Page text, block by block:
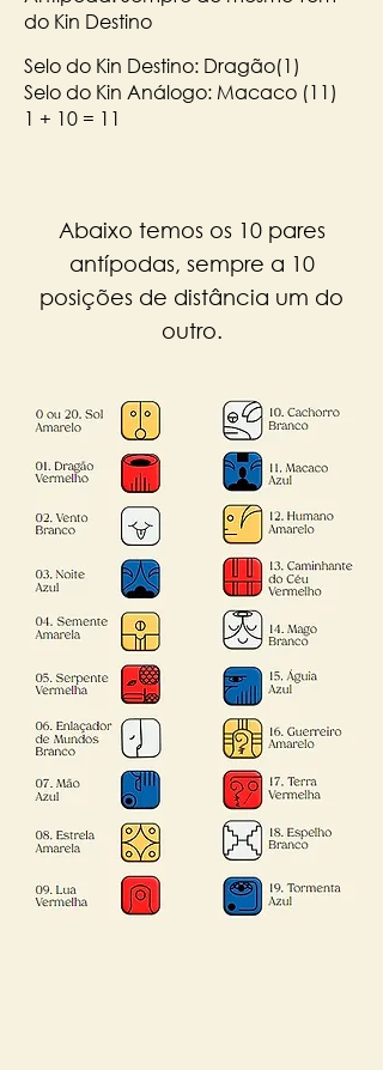
do Kin Destino
Selo do Kin Destino: Dragão(1)
Selo do Kin Análogo: Macaco (11)
1 + 10 = 11
Abaixo temos os 10 pares
antípodas, sempre a 10
posições de distância um do
outro.